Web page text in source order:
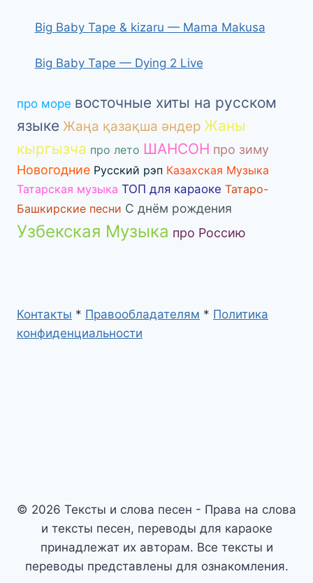
Big Baby Tape & kizaru — Mama Makusa
Big Baby Tape — Dying 2 Live
про море восточные хиты на русском
языке Жаңа қазақша әндер Жаны
кыргызча про лето ШАНСОН про зиму
Новогодние Русский рэп Казахская Музыка
Татарская музыка ТОП для караоке Татаро-
Башкирские песни С днём рождения
Узбекская Музыка про Россию
Контакты * Правообладателям * Политика
конфиденциальности
© 2026 Тексты и слова песен - Права на слова
и тексты песен, переводы для караоке
принадлежат их авторам. Все тексты и
переводы представлены для ознакомления.